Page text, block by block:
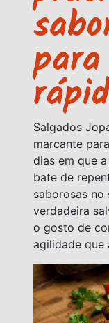
Salgados
marcante
dias em que
bate de
saborosas
verdadeira
o gosto de
agilidade que